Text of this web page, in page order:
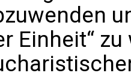
Einheit“